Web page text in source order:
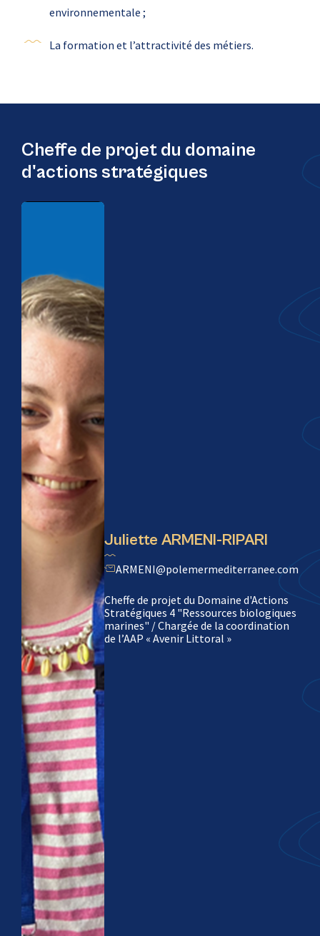
environnementale ;
La formation et l’attractivité des métiers.
Cheffe de projet du domaine
d'actions stratégiques
Juliette ARMENI-RIPARI
ARMENI@polemermediterranee.com
Cheffe de projet du Domaine d'Actions
Stratégiques 4 "Ressources biologiques
marines" / Chargée de la coordination
de l’AAP « Avenir Littoral »